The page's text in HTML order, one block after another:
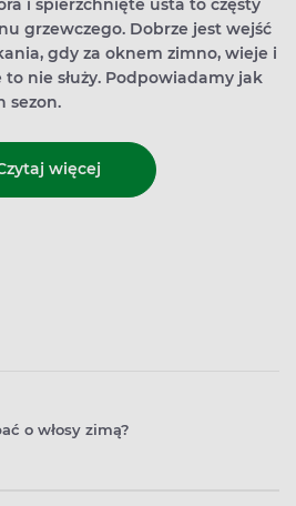
i spierzchnięte usta to częsty
grzewczego. Dobrze jest wejść
gdy za oknem zimno, wieje i
to nie służy. Podpowiadamy jak
sezon.
więcej
o włosy zimą?